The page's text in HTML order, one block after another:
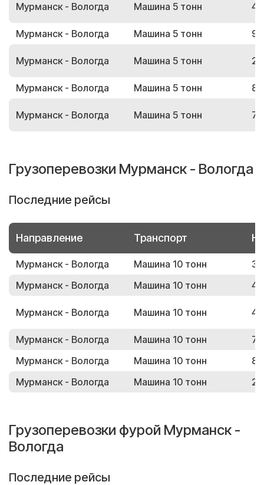
Мурманск - Вологда Машина 5 тонн
Мурманск - Вологда Машина 5 тонн
Мурманск - Вологда Машина 5 тонн
Мурманск - Вологда Машина 5 тонн
Мурманск - Вологда Машина 5 тонн
Грузоперевозки Мурманск - Вологда
Последние рейсы
Направление Транспорт
Мурманск - Вологда Машина 10 тонн
Мурманск - Вологда
Машина 10 тонн
Мурманск - Вологда Машина 10 тонн
Мурманск - Вологда Машина 10 тонн
Мурманск - Вологда
Машина 10 тонн
Мурманск - Вологда
Машина 10 тонн
Грузоперевозки фурой Мурманск -
Вологда
Последние рейсы